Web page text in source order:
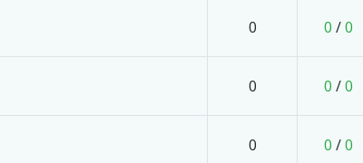
0 0 /0
0 0 /0
0 0 /0